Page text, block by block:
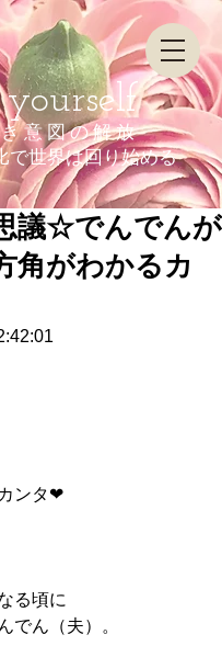
yourself
意 図 の 解 放
で世界は回り始める
議☆でんでんが
角がわかるカ
ンタ❤︎
る頃に
でん（夫）。